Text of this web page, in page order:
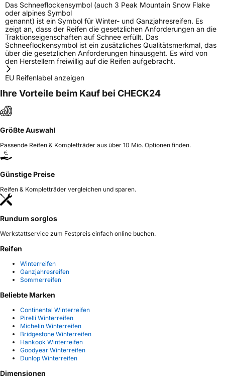
Das Schneeflockensymbol (auch 3 Peak Mountain Snow Flake
oder alpines Symbol
genannt) ist ein Symbol für Winter- und Ganzjahresreifen. Es
zeigt an, dass der Reifen die gesetzlichen Anforderungen an die
Traktionseigenschaften auf Schnee erfüllt. Das
Schneeflockensymbol ist ein zusätzliches Qualitätsmerkmal, das
über die gesetzlichen Anforderungen hinausgeht. Es wird von
den Herstellern freiwillig auf die Reifen aufgebracht.
EU Reifenlabel anzeigen
Ihre Vorteile beim Kauf bei CHECK24
Größte Auswahl
Passende Reifen & Kompletträder aus über 10 Mio. Optionen finden.
Günstige Preise
Reifen & Kompletträder vergleichen und sparen.
Rundum sorglos
Werkstattservice zum Festpreis einfach online buchen.
Reifen
Winterreifen
Ganzjahresreifen
Sommerreifen
Beliebte Marken
Continental Winterreifen
Pirelli Winterreifen
Michelin Winterreifen
Bridgestone Winterreifen
Hankook Winterreifen
Goodyear Winterreifen
Dunlop Winterreifen
Dimensionen